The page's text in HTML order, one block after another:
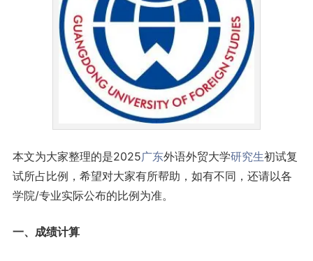
本文为大家整理的是2025广东外语外贸大学研究生初试复
试所占比例，希望对大家有所帮助，如有不同，还请以各
学院/专业实际公布的比例为准。
一、成绩计算